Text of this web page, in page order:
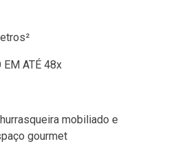
EM ATÉ 48x
mobiliado e
gourmet